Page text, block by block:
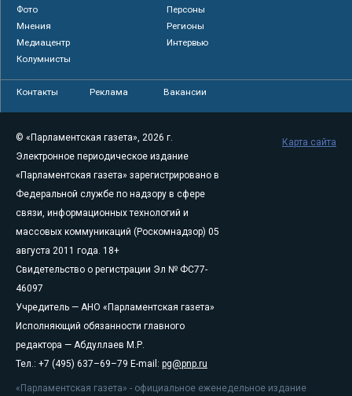
Фото
Персоны
Мнения
Регионы
Медиацентр
Интервью
Колумнисты
Контакты Реклама Вакансии
© «Парламентская газета», 2026 г.
Электронное периодическое издание
«Парламентская газета» зарегистрировано в
Федеральной службе по надзору в сфере
связи, информационных технологий и
массовых коммуникаций (Роскомнадзор) 05
августа 2011 года. 18+
Свидетельство о регистрации Эл № ФС77-
46097
Учредитель — АНО «Парламентская газета»
Исполняющий обязанности главного
редактора — Абдуллаев М.Р.
Тел.: +7 (495) 637–69–79 E-mail: pg@pnp.ru
«Парламентская газета» - официальное еженедельное издание
Карта сайта